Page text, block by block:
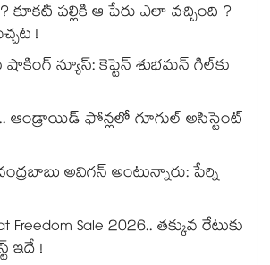
కూకట్ పల్లికి ఆ పేరు ఎలా వచ్చింది ?
!
న్యూస్: కెప్టెన్ శుభమన్ గిల్‎కు
ఆండ్రాయిడ్ ఫోన్లలో గూగుల్ అసిస్టెంట్
అవిగన్ అంటున్నారు: పేర్ని
Freedom Sale 2026.. తక్కువ రేటుకు
ఇదే !